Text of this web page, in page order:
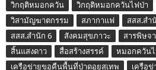
วิกฤติหมอกควัน
วิกฤติหมอกควันไฟป่า
วิสามัญฆาตกรรม
สภากาแฟ สสส.สำ
สสส.สำนัก 6
สังคมสุขภาวะ
สารพิษจ
สิ้นแสงดาว
สื่อสร้างสรรค์ หมอกควัน
เครือข่ายขอคืนพื้นที่ป่าดอยสุเทพ
เครือ